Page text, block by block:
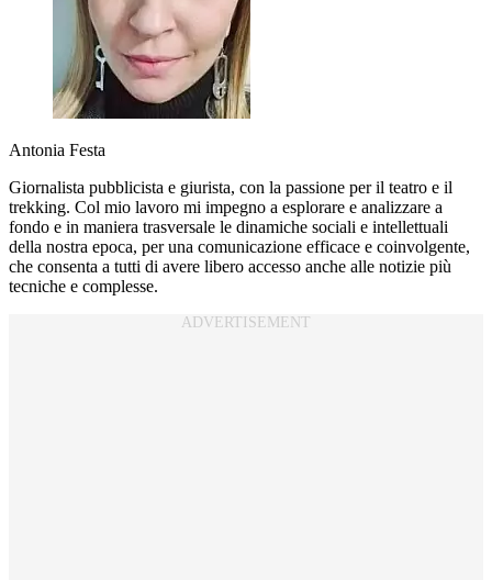
Antonia Festa
Giornalista pubblicista e giurista, con la passione per il teatro e il
trekking. Col mio lavoro mi impegno a esplorare e analizzare a
fondo e in maniera trasversale le dinamiche sociali e intellettuali
della nostra epoca, per una comunicazione efficace e coinvolgente,
che consenta a tutti di avere libero accesso anche alle notizie più
tecniche e complesse.